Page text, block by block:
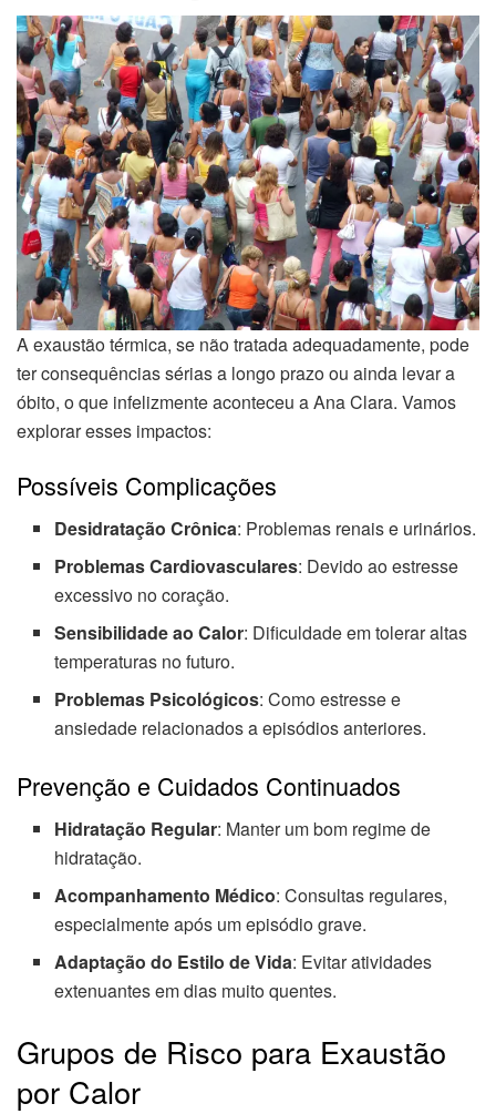
A exaustão térmica, se não tratada adequadamente, pode
ter consequências sérias a longo prazo ou ainda levar a
óbito, o que infelizmente aconteceu a Ana Clara. Vamos
explorar esses impactos:
Possíveis Complicações
Desidratação Crônica: Problemas renais e urinários.
Problemas Cardiovasculares: Devido ao estresse
excessivo no coração.
Sensibilidade ao Calor: Dificuldade em tolerar altas
temperaturas no futuro.
Problemas Psicológicos: Como estresse e
ansiedade relacionados a episódios anteriores.
Prevenção e Cuidados Continuados
Hidratação Regular: Manter um bom regime de
hidratação.
Acompanhamento Médico: Consultas regulares,
especialmente após um episódio grave.
Adaptação do Estilo de Vida: Evitar atividades
extenuantes em dias muito quentes.
Grupos de Risco para Exaustão
por Calor